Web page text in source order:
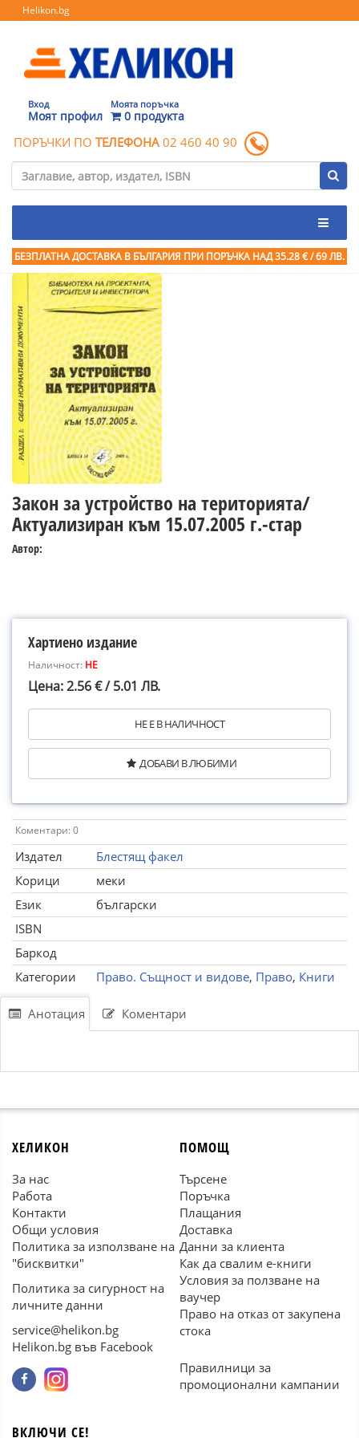
Helikon.bg
Вход
Моят профил
Моята поръчка
0 продукта
ПОРЪЧКИ ПО ТЕЛЕФОНА 02 460 40 90
БЕЗПЛАТНА ДОСТАВКА В БЪЛГАРИЯ ПРИ ПОРЪЧКА НАД 35.28 € / 69 ЛВ.
Закон за устройство на територията/
Актуализиран към 15.07.2005 г.-стар
Автор:
Хартиено издание
Наличност: НЕ
Цена: 2.56 € / 5.01 ЛВ.
НЕ Е В НАЛИЧНОСТ
ДОБАВИ В ЛЮБИМИ
Коментари: 0
Издател
Блестящ факел
Корици
меки
Език
български
ISBN
Баркод
Категории
Право. Същност и видове, Право, Книги
Анотация Коментари
ХЕЛИКОН
За нас
Работа
Контакти
Общи условия
Политика за използване на
"бисквитки"
Политика за сигурност на
личните данни
service@helikon.bg
Helikon.bg във Facebook
ПОМОЩ
Търсене
Поръчка
Плащания
Доставка
Данни за клиента
Как да свалим е-книги
Условия за ползване на
ваучер
Право на отказ от закупена
стока
Правилници за
промоционални кампании
ВКЛЮЧИ СЕ!